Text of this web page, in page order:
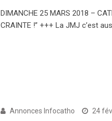
DIMANCHE 25 MARS 2018 –
CRAINTE !” +++ La JMJ c’est
Annonces Infocatho 24